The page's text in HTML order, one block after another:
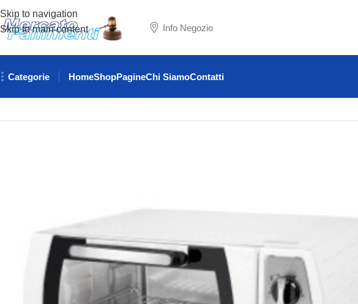
Skip to navigation
Skip to main content
Info Negozio
Categorie HomeShopPagineChi SiamoContatti